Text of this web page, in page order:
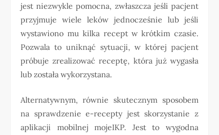
jest niezwykle pomocna, zwłaszcza jeśli pacjent
przyjmuje wiele leków jednocześnie lub jeśli
wystawiono mu kilka recept w krótkim czasie.
Pozwala to uniknąć sytuacji, w której pacjent
próbuje zrealizować receptę, która już wygasła
lub została wykorzystana.
Alternatywnym, równie skutecznym sposobem
na sprawdzenie e-recepty jest skorzystanie z
aplikacji mobilnej mojeIKP. Jest to wygodna